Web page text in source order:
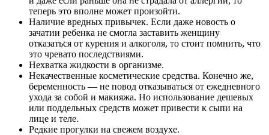
теперь это вполне может произойти.
Наличие вредных привычек. Если даже новость о
зачатии ребенка не смогла заставить женщину
отказаться от курения и алкоголя, то стоит помнить, что
это чревато последствиями.
Нехватка жидкости в организме.
Некачественные косметические средства. Конечно же,
беременность — не повод отказываться от ежедневного
ухода за собой и макияжа. Но использование дешевых
или поддельных средств может привести к сыпи на
лице и теле.
Редкие прогулки на свежем воздухе.